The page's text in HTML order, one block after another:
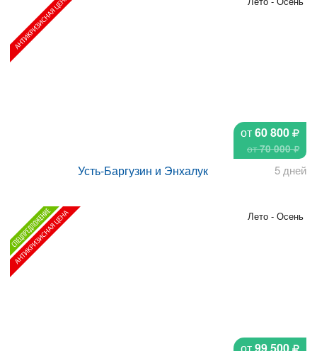
от60 800
от70 000
5 дней
Усть-Баргузин и Энхалук
от99 500
Лето - Осень